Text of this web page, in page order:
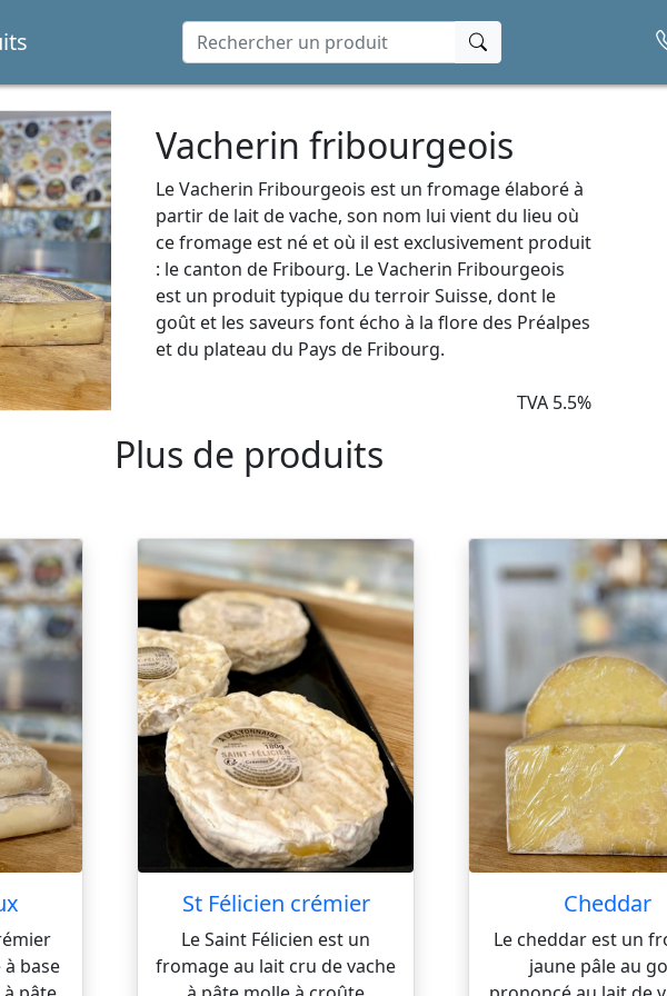
Vacherin fribourgeois
Le Vacherin Fribourgeois est un fromage élaboré à
partir de lait de vache, son nom lui vient du lieu où
ce fromage est né et où il est exclusivement produit
: le canton de Fribourg. Le Vacherin Fribourgeois
est un produit typique du terroir Suisse, dont le
goût et les saveurs font écho à la flore des Préalpes
et du plateau du Pays de Fribourg.
TVA 5.5%
Plus de produits
base
St Félicien crémier
Le Saint Félicien est un
fromage au lait cru de vache
Cheddar
Le cheddar est un
jaune pâle au